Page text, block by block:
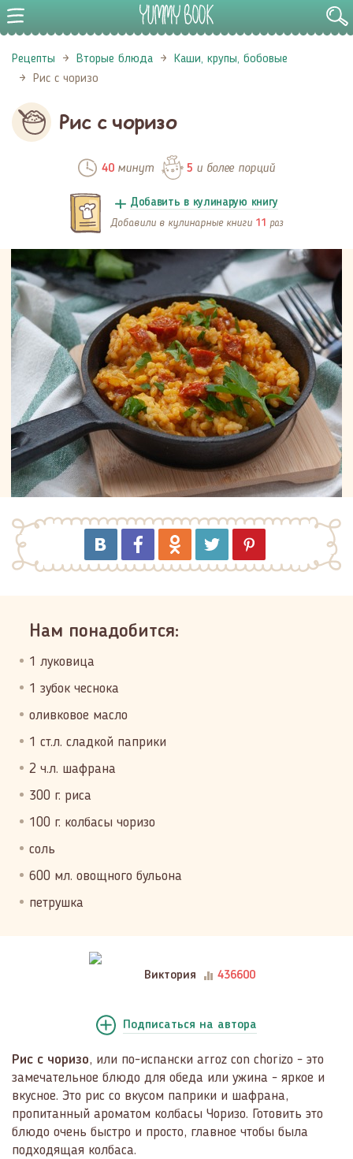
Рецепты Вторые блюда
Каши, крупы, бобовые
Рис с чоризо
Рис с чоризо
40минут 5 и более порций
Добавить в кулинарую книгу
Добавили в кулинарные книги 11 раз
Нам понадобится:
1 луковица
1 зубок чеснока
оливковое масло
1 ст.л. сладкой паприки
2 ч.л. шафрана
300 г. риса
100 г. колбасы чоризо
соль
600 мл. овощного бульона
петрушка
Виктория 436600
Подписаться на автора
Рис с чоризо, или по-испански аrroz con chorizo - это
замечательное блюдо для обеда или ужина - яркое и
вкусное. Это рис со вкусом паприки и шафрана,
пропитанный ароматом колбасы Чоризо. Готовить это
блюдо очень быстро и просто, главное чтобы была
подходящая колбаса.